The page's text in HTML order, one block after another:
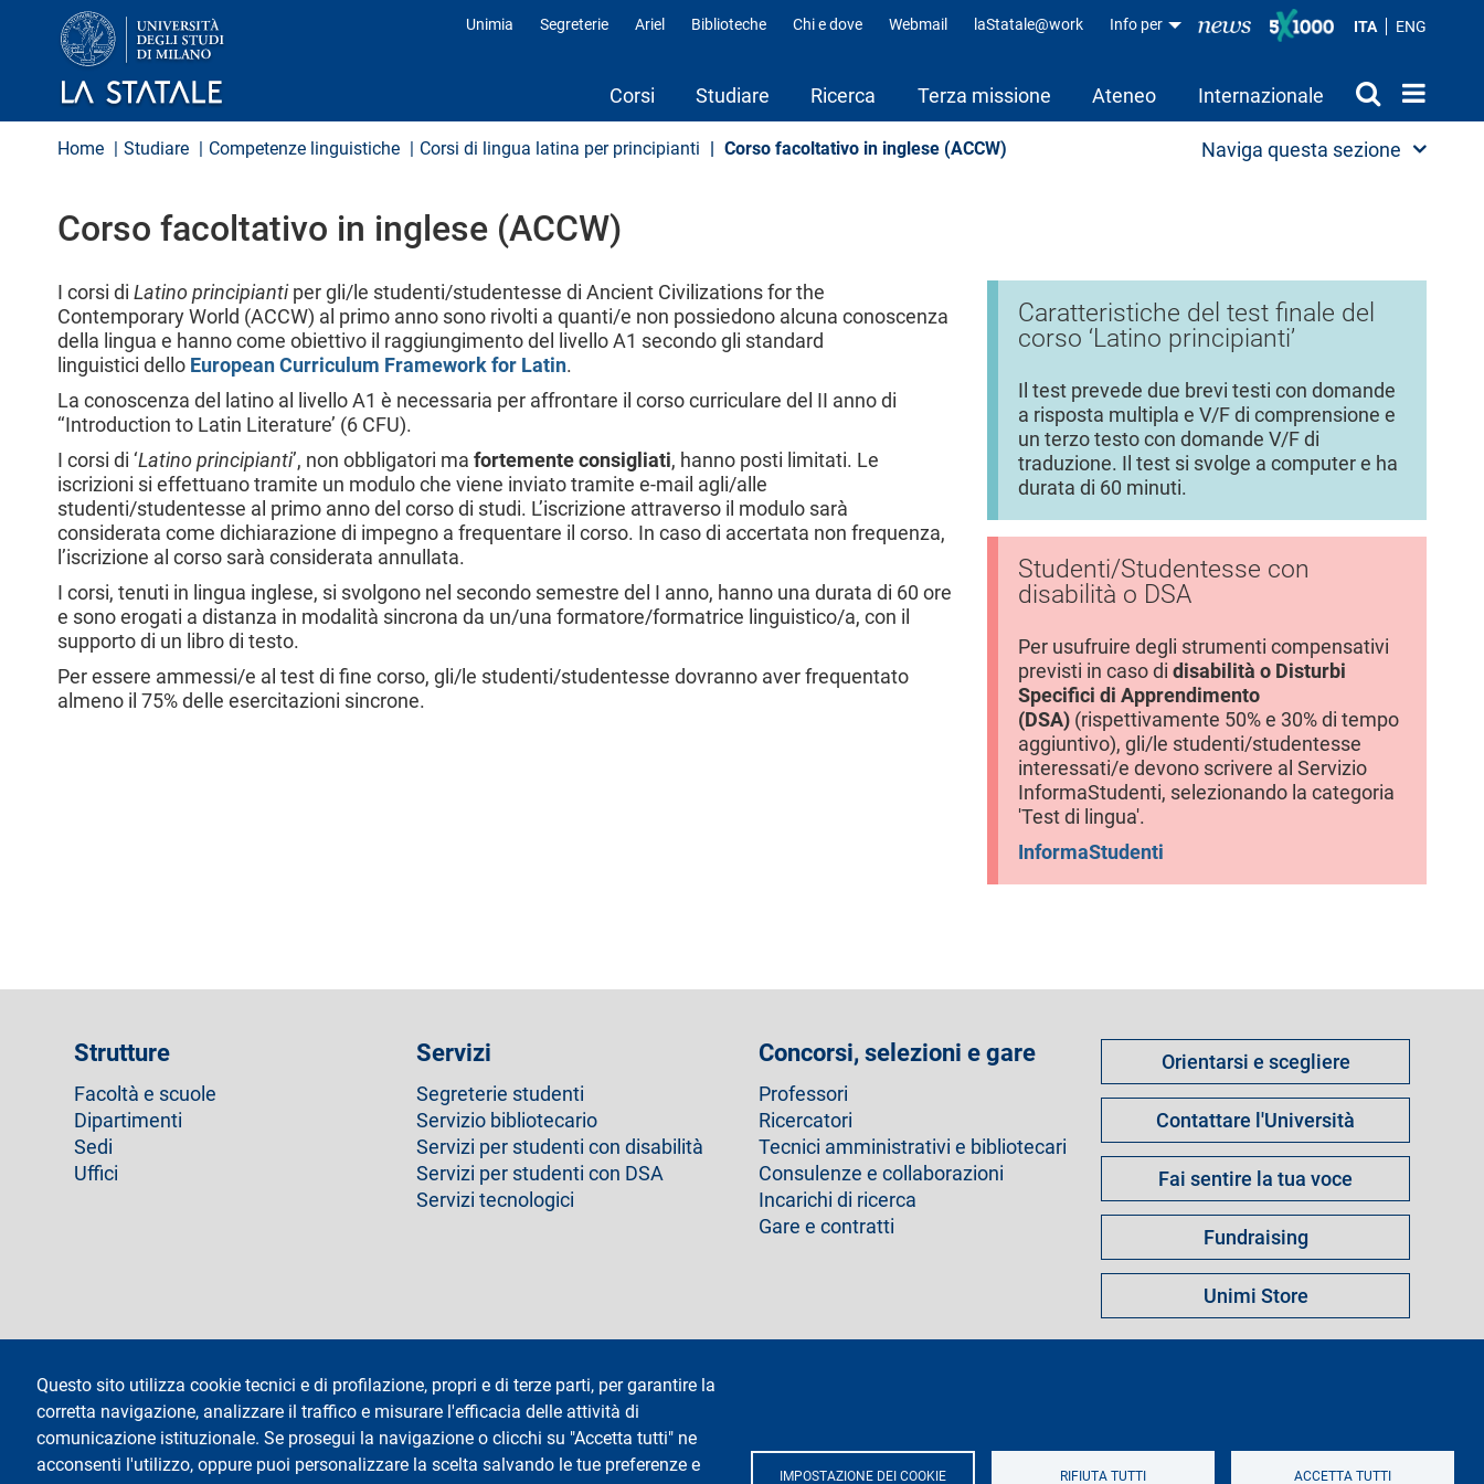
ITA ENG
Profili
Unimia Segreterie Ariel Biblioteche Chi e dove Webmail laStatale@work Info per
Corsi Studiare Ricerca Terza missione Ateneo Internazionale
Home Studiare Competenze linguistiche Corsi di lingua latina per principianti Corso facoltativo in inglese (ACCW) Naviga questa sezione
Corso facoltativo in inglese (ACCW)
I corsi di Latino principianti per gli/le studenti/studentesse di Ancient Civilizations for the
Contemporary World (ACCW) al primo anno sono rivolti a quanti/e non possiedono alcuna conoscenza
della lingua e hanno come obiettivo il raggiungimento del livello A1 secondo gli standard
linguistici dello European Curriculum Framework for Latin.
La conoscenza del latino al livello A1 è necessaria per affrontare il corso curriculare del II anno di
‘‘Introduction to Latin Literature’ (6 CFU).
I corsi di ‘Latino principianti’, non obbligatori ma fortemente consigliati, hanno posti limitati. Le
iscrizioni si effettuano tramite un modulo che viene inviato tramite e-mail agli/alle
studenti/studentesse al primo anno del corso di studi. L’iscrizione attraverso il modulo sarà
considerata come dichiarazione di impegno a frequentare il corso. In caso di accertata non frequenza,
l’iscrizione al corso sarà considerata annullata.
I corsi, tenuti in lingua inglese, si svolgono nel secondo semestre del I anno, hanno una durata di 60 ore
e sono erogati a distanza in modalità sincrona da un/una formatore/formatrice linguistico/a, con il
supporto di un libro di testo.
Per essere ammessi/e al test di fine corso, gli/le studenti/studentesse dovranno aver frequentato
almeno il 75% delle esercitazioni sincrone.
Caratteristiche del test finale del
corso ‘Latino principianti’
Il test prevede due brevi testi con domande
a risposta multipla e V/F di comprensione e
un terzo testo con domande V/F di
traduzione. Il test si svolge a computer e ha
durata di 60 minuti.
Studenti/Studentesse con
disabilità o DSA
Per usufruire degli strumenti compensativi
previsti in caso di disabilità o Disturbi
Specifici di Apprendimento
(DSA) (rispettivamente 50% e 30% di tempo
aggiuntivo), gli/le studenti/studentesse
interessati/e devono scrivere al Servizio
InformaStudenti, selezionando la categoria
'Test di lingua'.
InformaStudenti
Questo sito utilizza cookie tecnici e di profilazione, propri e di terze parti, per garantire la
corretta navigazione, analizzare il traffico e misurare l'efficacia delle attività di
comunicazione istituzionale. Se prosegui la navigazione o clicchi su "Accetta tutti" ne
acconsenti l'utilizzo, oppure puoi personalizzare la scelta salvando le tue preferenze e
IMPOSTAZIONE DEI COOKIE RIFIUTA TUTTI ACCETTA TUTTI
Strutture
Facoltà e scuole
Dipartimenti
Sedi
Uffici
Servizi
Segreterie studenti
Servizio bibliotecario
Servizi per studenti con disabilità
Servizi per studenti con DSA
Servizi tecnologici
Concorsi, selezioni e gare
Professori
Ricercatori
Tecnici amministrativi e bibliotecari
Consulenze e collaborazioni
Incarichi di ricerca
Gare e contratti
Come
per
Orientarsi e scegliere
Contattare l'Università
Fai sentire la tua voce
Fundraising
Unimi Store
Testo
Università degli Studi di Milano
Via Festa del Perdono 7 - 20122 Milano
InformaStudenti
social
Logo